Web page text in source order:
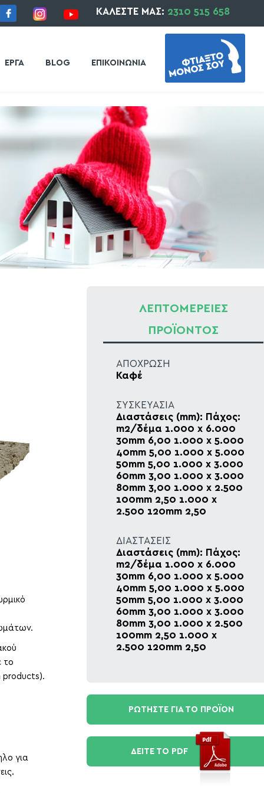
ΚΑΛΕΣΤΕ ΜΑΣ: 2310 515 658
ΕΡΓΑ BLOG ΕΠΙΚΟΙΝΩΝΙΑ
το
products).
για
ΛΕΠΤΟΜΕΡΕΙΕΣ
ΠΡΟΪΟΝΤΟΣ
ΑΠΟΧΡΩΣΗ
Καφέ
ΣΥΣΚΕΥΑΣΙΑ
Διαστάσεις (mm): Πάχος:
m2/δέμα 1.000 x 6.000
30mm 6,00 1.000 x 5.000
40mm 5,00 1.000 x 5.000
50mm 5,00 1.000 x 3.000
60mm 3,00 1.000 x 3.000
80mm 3,00 1.000 x 2.500
100mm 2,50 1.000 x
2.500 120mm 2,50
ΔΙΑΣΤΑΣΕΙΣ
Διαστάσεις (mm): Πάχος:
m2/δέμα 1.000 x 6.000
30mm 6,00 1.000 x 5.000
40mm 5,00 1.000 x 5.000
50mm 5,00 1.000 x 3.000
60mm 3,00 1.000 x 3.000
80mm 3,00 1.000 x 2.500
100mm 2,50 1.000 x
2.500 120mm 2,50
ΡΩΤΗΣΤΕ ΓΙΑ ΤΟ ΠΡΟΪΟΝ
ΔΕΙΤΕ ΤΟ PDF